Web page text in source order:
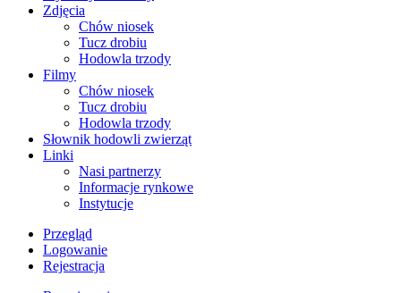
Zdjęcia
Chów niosek
Tucz drobiu
Hodowla trzody
Filmy
Chów niosek
Tucz drobiu
Hodowla trzody
Słownik hodowli zwierząt
Linki
Nasi partnerzy
Informacje rynkowe
Instytucje
Przegląd
Logowanie
Rejestracja